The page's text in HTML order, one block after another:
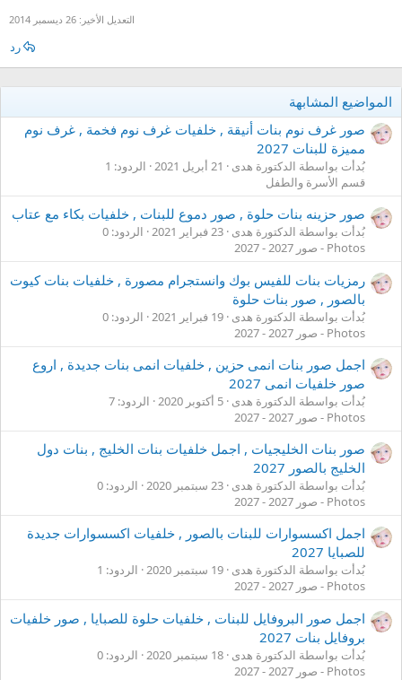
التعديل الأخير: 26 ديسمبر 2014
رد
المواضيع المشابهة
صور غرف نوم بنات أنيقة , خلفيات غرف نوم فخمة , غرف نوم
مميزة للبنات 2027
بُدأت بواسطة الدكتورة هدى 21 أبريل 2021
الردود: 1
قسم الأسرة والطفل
صور حزينه بنات حلوة , صور دموع للبنات , خلفيات بكاء مع عتاب
بُدأت بواسطة الدكتورة هدى 23 فبراير 2021
الردود: 0
Photos - صور 2027 - 2027
رمزيات بنات للفيس بوك وانستجرام مصورة , خلفيات بنات كيوت
بالصور , صور بنات حلوة
بُدأت بواسطة الدكتورة هدى 19 فبراير 2021
الردود: 0
Photos - صور 2027 - 2027
اجمل صور بنات انمى حزين , خلفيات انمى بنات جديدة , اروع
صور خلفيات انمى 2027
بُدأت بواسطة الدكتورة هدى 5 أكتوبر 2020
الردود: 7
Photos - صور 2027 - 2027
صور بنات الخليجيات , اجمل خلفيات بنات الخليج , بنات دول
الخليج بالصور 2027
بُدأت بواسطة الدكتورة هدى 23 سبتمبر 2020
الردود: 0
Photos - صور 2027 - 2027
اجمل اكسسوارات للبنات بالصور , خلفيات اكسسوارات جديدة
للصبايا 2027
بُدأت بواسطة الدكتورة هدى 19 سبتمبر 2020
الردود: 1
Photos - صور 2027 - 2027
اجمل صور البروفايل للبنات , خلفيات حلوة للصبايا , صور خلفيات
بروفايل بنات 2027
بُدأت بواسطة الدكتورة هدى 18 سبتمبر 2020
الردود: 0
Photos - صور 2027 - 2027